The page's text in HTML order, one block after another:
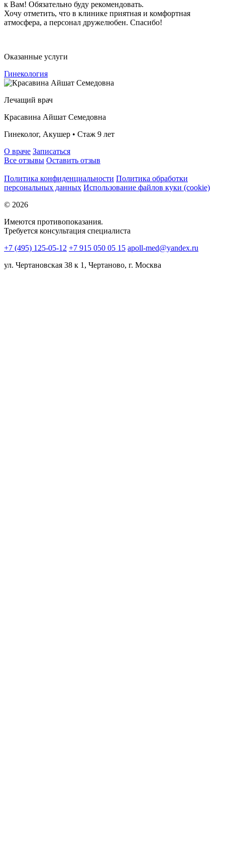
к Вам! Обязательно буду рекомендовать.
Хочу отметить, что в клинике приятная и комфортная
атмосфера, а персонал дружелюбен. Спасибо!
Оказанные услуги
Гинекология
Лечащий врач
Красавина Айшат Семедовна
Гинеколог, Акушер • Стаж 9 лет
О враче Записаться
Все отзывы Оставить отзыв
Политика конфиденциальности Политика обработки
персональных данных Использование файлов куки (cookie)
© 2026
Имеются противопоказания.
Требуется консультация специалиста
+7 (495) 125-05-12 +7 915 050 05 15 apoll-med@yandex.ru
ул. Чертановская 38 к 1, Чертаново, г. Москва